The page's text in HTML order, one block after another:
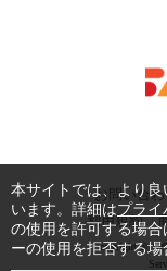
お問い合わ
利用規約
Copyright ©
本サイトでは、より
います。詳細はプライ
の使用を許可する場
ーの使用を拒否する場